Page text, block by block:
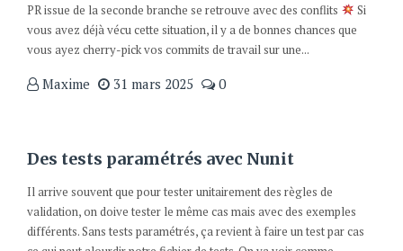
PR issue de la seconde branche se retrouve avec des conflits
Si
vous avez déjà vécu cette situation, il y a de bonnes chances que
vous ayez cherry-pick vos commits de travail sur une...
Maxime 31 mars 2025 0
Des tests paramétrés avec Nunit
Il arrive souvent que pour tester unitairement des règles de
validation, on doive tester le même cas mais avec des exemples
différents. Sans tests paramétrés, ça revient à faire un test par cas